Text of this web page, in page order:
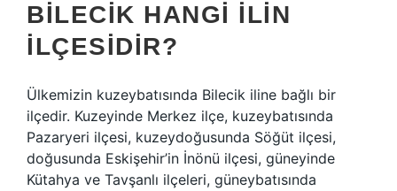
BILECIK HANGI ILIN
ILÇESIDIR?
Ülkemizin kuzeybatısında Bilecik iline bağlı bir
ilçedir. Kuzeyinde Merkez ilçe, kuzeybatısında
Pazaryeri ilçesi, kuzeydoğusunda Söğüt ilçesi,
doğusunda Eskişehir’in İnönü ilçesi, güneyinde
Kütahya ve Tavşanlı ilçeleri, güneybatısında